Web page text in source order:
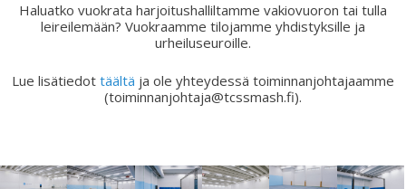
Haluatko vuokrata harjoitushalliltamme vakiovuoron tai tulla
leireilemään? Vuokraamme tilojamme yhdistyksille ja
urheiluseuroille.
Lue lisätiedot täältä ja ole yhteydessä toiminnanjohtajaamme
(toiminnanjohtaja@tcssmash.fi).